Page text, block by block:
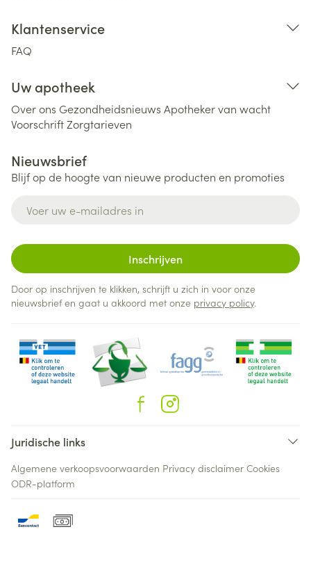
Klantenservice
FAQ
Uw apotheek
Over ons Gezondheidsnieuws Apotheker van wacht
VoorschriftZorgtarieven
Nieuwsbrief
Blijf op de hoogte van nieuwe producten en promoties
Inschrijven
Door op inschrijven te klikken, schrijft u zich in voor onze
nieuwsbrief en gaat u akkoord met onze privacy policy.
Juridische links
Algemene verkoopsvoorwaarden Privacy disclaimer Cookies
ODR-platform